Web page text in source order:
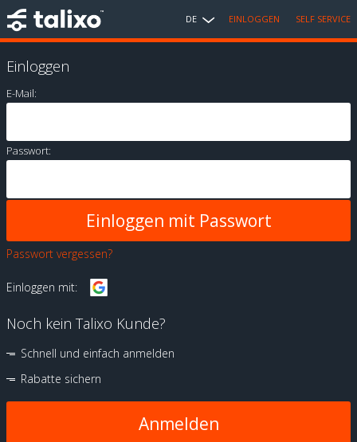
DE EINLOGGEN SELF SERVICE
Einloggen
E-Mail:
Passwort:
Passwort vergessen?
Einloggen mit:
Noch kein Talixo Kunde?
Schnell und einfach anmelden
Rabatte sichern
Anmelden